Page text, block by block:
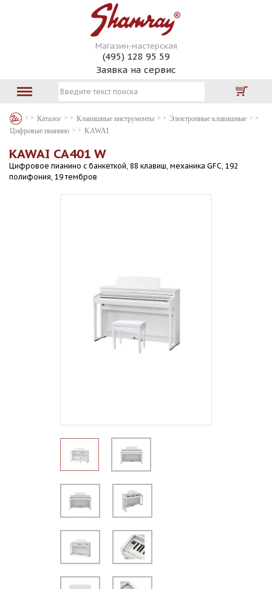
Магазин-мастерская
(495) 128 95 59
Заявка на сервис
Каталог Клавишные инструменты
Электронные клавишные
Цифровые пианино
KAWAI
KAWAI CA401 W
Цифровое пианино с банкеткой, 88 клавиш, механика GFC, 192
полифония, 19 тембров